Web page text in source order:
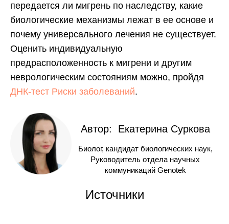
передается ли мигрень по наследству, какие
биологические механизмы лежат в ее основе и
почему универсального лечения не существует.
Оценить индивидуальную
предрасположенность к мигрени и другим
неврологическим состояниям можно, пройдя
ДНК-тест Риски заболеваний.
Автор: Екатерина Суркова
Биолог, кандидат биологических наук,
Руководитель отдела научных
коммуникаций Genotek
Источники